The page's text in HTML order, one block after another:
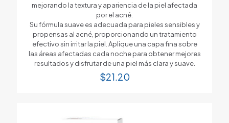
mejorando la textura y apariencia de la piel afectada
por el acné.
Su fórmula suave es adecuada para pieles sensibles y
propensas al acné, proporcionando un tratamiento
efectivo sin irritar la piel. Aplique una capa fina sobre
las áreas afectadas cada noche para obtener mejores
resultados y disfrutar de una piel más clara y suave.
$21.20